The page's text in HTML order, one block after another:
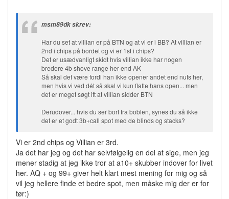
msm89dk skrev:
Har du set at villian er på BTN og at vi er i BB? At villian er
2nd i chips på bordet og vi er 1st i chips?
Det er usædvanligt skidt hvis villian ikke har nogen
bredere 4b shove range her end AK
Så skal det være fordi han ikke opener andet end nuts her,
men hvis vi ved dét så skal vi kun flatte hans open... men
det er meget søgt ift at villian sidder BTN
Derudover... hvis du ser bort fra boblen, synes du så ikke
det er et godt 3b+call spot med de blinds og stacks?
Vi er 2nd chips og Villian er 3rd.
Ja det har jeg og det har selvfølgelig en del at sige, men jeg
mener stadig at jeg ikke tror at a10+ skubber indover for livet
her. AQ + og 99+ giver helt klart mest mening for mig og så
vil jeg hellere finde et bedre spot, men måske mig der er for
tør:)